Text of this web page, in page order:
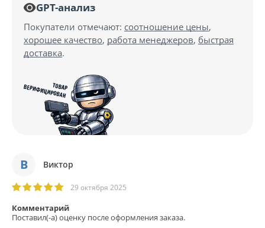
В Виктор
29 октября 2025
Комментарий
Поставил(-а) оценку после оформления заказа.
GPT-анализ
Покупатели отмечают: соотношение цены,
хорошее качество, работа менеджеров, быстрая
доставка.